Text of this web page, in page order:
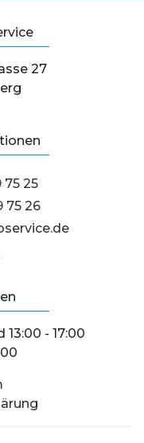
27
75 25
75 26
13:00 - 17:00